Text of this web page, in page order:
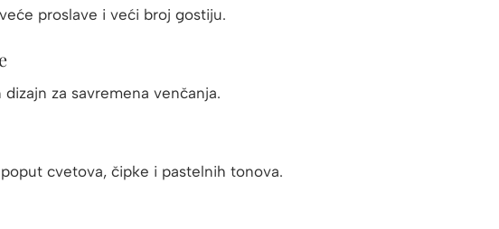
proslave i veći broj gostiju.
za savremena venčanja.
cvetova, čipke i pastelnih tonova.